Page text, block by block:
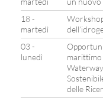
18 -
martedì
03 -
lunedì
marittimo
delle